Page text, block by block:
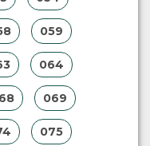
059
064
069
075